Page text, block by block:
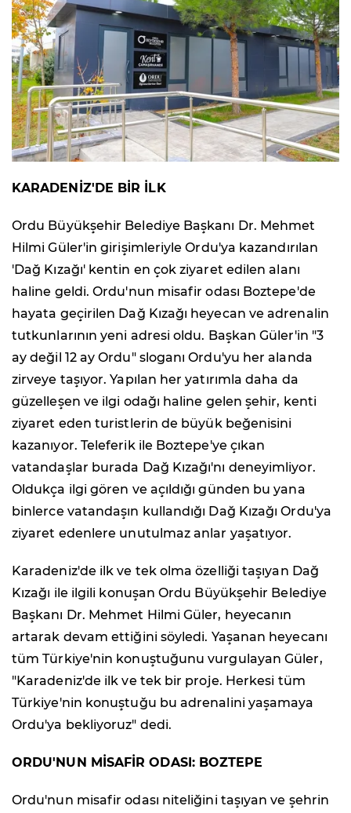
KARADENİZ'DE BİR İLK
Ordu Büyükşehir Belediye Başkanı Dr. Mehmet
Hilmi Güler'in girişimleriyle Ordu'ya kazandırılan
'Dağ Kızağı' kentin en çok ziyaret edilen alanı
haline geldi. Ordu'nun misafir odası Boztepe'de
hayata geçirilen Dağ Kızağı heyecan ve adrenalin
tutkunlarının yeni adresi oldu. Başkan Güler'in "3
ay değil 12 ay Ordu" sloganı Ordu'yu her alanda
zirveye taşıyor. Yapılan her yatırımla daha da
güzelleşen ve ilgi odağı haline gelen şehir, kenti
ziyaret eden turistlerin de büyük beğenisini
kazanıyor. Teleferik ile Boztepe'ye çıkan
vatandaşlar burada Dağ Kızağı'nı deneyimliyor.
Oldukça ilgi gören ve açıldığı günden bu yana
binlerce vatandaşın kullandığı Dağ Kızağı Ordu'ya
ziyaret edenlere unutulmaz anlar yaşatıyor.
Karadeniz'de ilk ve tek olma özelliği taşıyan Dağ
Kızağı ile ilgili konuşan Ordu Büyükşehir Belediye
Başkanı Dr. Mehmet Hilmi Güler, heyecanın
artarak devam ettiğini söyledi. Yaşanan heyecanı
tüm Türkiye'nin konuştuğunu vurgulayan Güler,
"Karadeniz'de ilk ve tek bir proje. Herkesi tüm
Türkiye'nin konuştuğu bu adrenalini yaşamaya
Ordu'ya bekliyoruz" dedi.
ORDU'NUN MİSAFİR ODASI: BOZTEPE
Ordu'nun misafir odası niteliğini taşıyan ve şehrin